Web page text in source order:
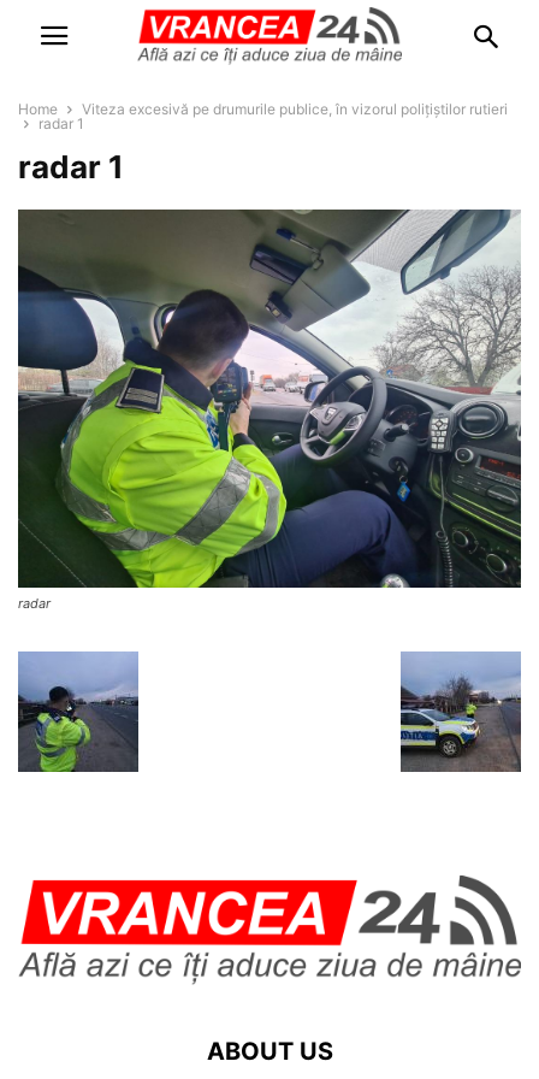
Home
Viteza excesivă pe drumurile publice, în vizorul polițiștilor rutieri
radar 1
radar 1
radar
ABOUT US